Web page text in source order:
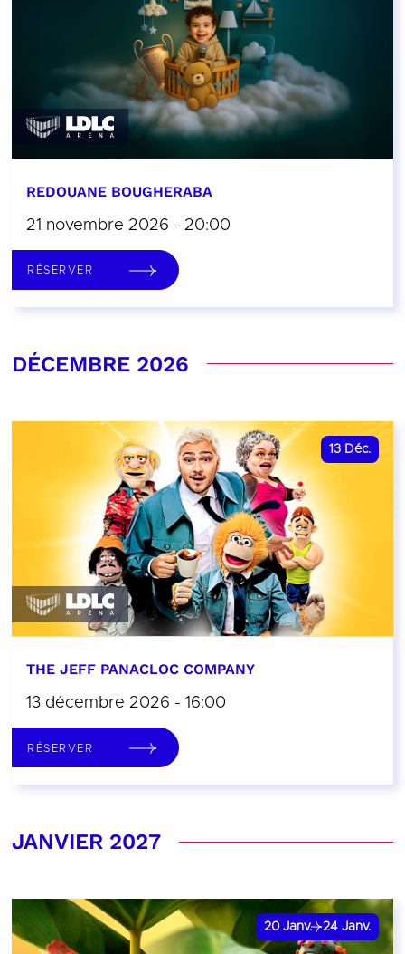
REDOUANE BOUGHERABA
21 novembre 2026 - 20:00
RÉSERVER
DÉCEMBRE 2026
13 Déc.
THE JEFF PANACLOC COMPANY
13 décembre 2026 - 16:00
RÉSERVER
JANVIER 2027
20 Janv. 24 Janv.